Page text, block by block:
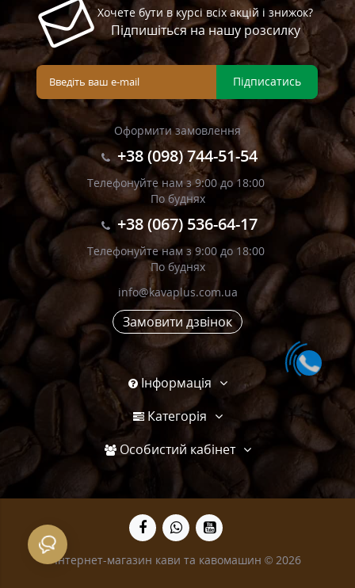
Хочете бути в курсі всіх акцій і знижок?
Підпишіться на нашу розсилку
Підписатись
Оформити замовлення
+38 (098) 744-51-54
Телефонуйте нам з 9:00 до 18:00
По буднях
+38 (067) 536-64-17
Телефонуйте нам з 9:00 до 18:00
По буднях
info@kavaplus.com.ua
Замовити дзвінок
Інформація
Категорія
Особистий кабінет
Інтернет-магазин кави та кавомашин © 2026